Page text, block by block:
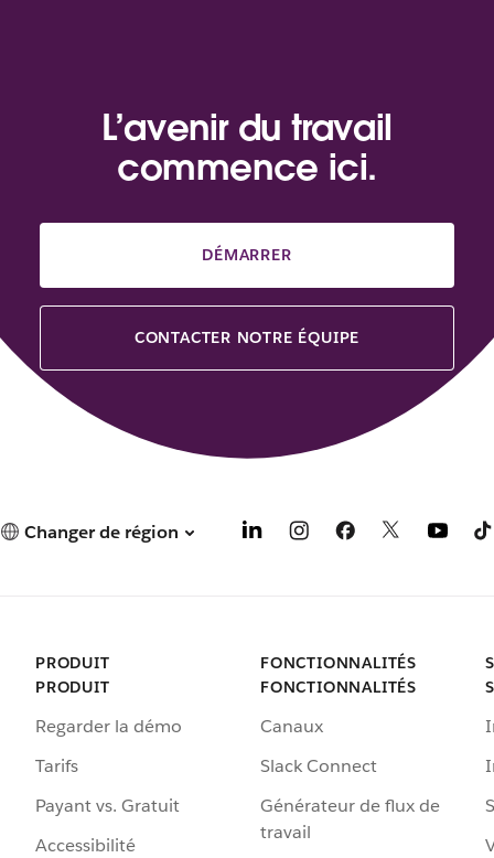
L’avenir du travail
commence ici.
DÉMARRER
CONTACTER NOTRE ÉQUIPE
Changer de région
PRODUIT
PRODUIT
Regarder la démo
Tarifs
Payant vs. Gratuit
Accessibilité
FONCTIONNALITÉS
FONCTIONNALITÉS
Canaux
Slack Connect
Générateur de flux de
travail